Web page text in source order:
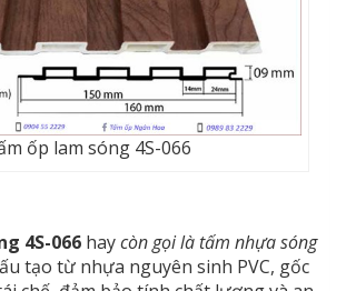
ốp lam sóng 4S-066
4S-066 haycòn gọi là tấm nhựa sóng
tạo từ nhựa nguyên sinh PVC, gốc